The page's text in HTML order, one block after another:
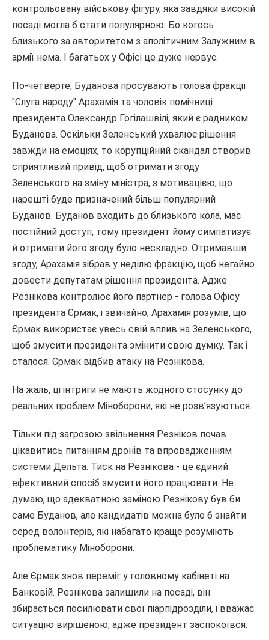
контрольовану військову фігуру, яка завдяки високій
посаді могла б стати популярною. Бо когось
близького за авторитетом з аполітичним Залужним в
армії нема. І багатьох у Офісі це дуже нервує.
По-четверте, Буданова просувають голова фракції
"Слуга народу" Арахамія та чоловік помічниці
президента Олександр Гогілашвілі, який є радником
Буданова. Оскільки Зеленський ухвалює рішення
завжди на емоціях, то корупційний скандал створив
сприятливий привід, щоб отримати згоду
Зеленського на зміну міністра, з мотивацією, що
нарешті буде призначений більш популярний
Буданов. Буданов входить до близького кола, має
постійний доступ, тому президент йому симпатизує
й отримати його згоду було нескладно. Отримавши
згоду, Арахамія зібрав у неділю фракцію, щоб негайно
довести депутатам рішення президента. Адже
Резнікова контролює його партнер - голова Офісу
президента Єрмак, і звичайно, Арахамія розумів, що
Єрмак використає увесь свій вплив на Зеленського,
щоб змусити президента змінити свою думку. Так і
сталося. Єрмак відбив атаку на Резнікова.
На жаль, ці інтриги не мають жодного стосунку до
реальних проблем Міноборони, які не розв’язуються.
Тільки під загрозою звільнення Резніков почав
цікавитись питанням дронів та впровадженням
системи Дельта. Тиск на Резнікова - це єдиний
ефективний спосіб змусити його працювати. Не
думаю, що адекватною заміною Резнікову був би
саме Буданов, але кандидатів можна було б знайти
серед волонтерів, які набагато краще розуміють
проблематику Міноборони.
Але Єрмак знов переміг у головному кабінеті на
Банковій. Резнікова залишили на посаді, він
збирається посилювати свої піарпідрозділи, і вважає
ситуацію вирішеною, адже президент заспокоївся.